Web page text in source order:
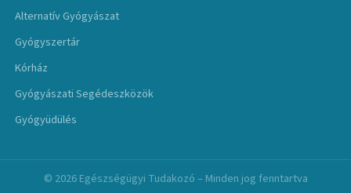
Alternatív Gyógyászat
Gyógyszertár
Kórház
Gyógyászati Segédeszközök
Gyógyüdülés
© 2026 Egészségügyi Tudakozó – Minden jog fenntartva